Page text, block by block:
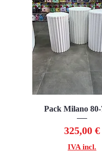
Pack Milano 80-
Preço
325,00 €
IVA incl.